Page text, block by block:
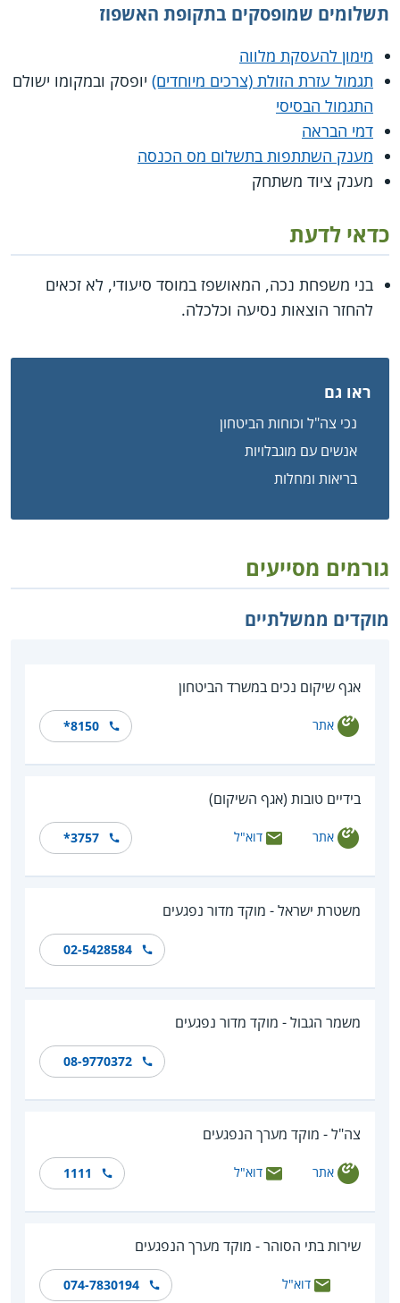
תשלומים שמופסקים בתקופת האשפוז
מימון להעסקת מלווה
תגמול עזרת הזולת (צרכים מיוחדים) יופסק ובמקומו ישולם
התגמול הבסיסי
דמי הבראה
מענק השתתפות בתשלום מס הכנסה
מענק ציוד משתחק
כדאי לדעת
בני משפחת נכה, המאושפז במוסד סיעודי, לא זכאים
להחזר הוצאות נסיעה וכלכלה.
ראו גם
נכי צה"ל וכוחות הביטחון
אנשים עם מוגבלויות
בריאות ומחלות
גורמים מסייעים
מוקדים ממשלתיים
אגף שיקום נכים במשרד הביטחון
אתר *8150
בידיים טובות (אגף השיקום)
אתר דוא"ל *3757
משטרת ישראל - מוקד מדור נפגעים
02-5428584
משמר הגבול - מוקד מדור נפגעים
08-9770372
צה"ל - מוקד מערך הנפגעים
אתר דוא"ל 1111
שירות בתי הסוהר - מוקד מערך הנפגעים
דוא"ל 074-7830194